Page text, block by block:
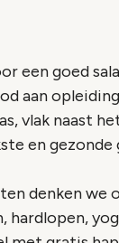
een goed
aan
vlak naast
en
denken
hardlopen,